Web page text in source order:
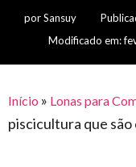
materiais
gratuitos
eventos
soluções
para
agronegócio
toldos
comunicação
visual
construção
civil
Transporte
e logística
armazenagem
lonas
porSansuy
Modificado em:
Início » Lonas para
piscicultura que são